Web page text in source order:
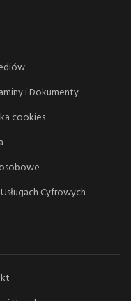
i Dokumenty
cookies
Cyfrowych